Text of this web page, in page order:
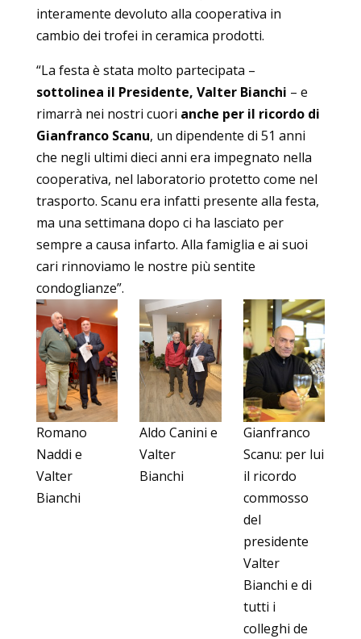
interamente devoluto alla cooperativa in
cambio dei trofei in ceramica prodotti.
“La festa è stata molto partecipata –
sottolinea il Presidente, Valter Bianchi – e
rimarrà nei nostri cuori anche per il ricordo di
Gianfranco Scanu, un dipendente di 51 anni
che negli ultimi dieci anni era impegnato nella
cooperativa, nel laboratorio protetto come nel
trasporto. Scanu era infatti presente alla festa,
ma una settimana dopo ci ha lasciato per
sempre a causa infarto. Alla famiglia e ai suoi
cari rinnoviamo le nostre più sentite
condoglianze”.
Romano
Naddi e
Valter
Bianchi
Aldo Canini e
Valter
Bianchi
Gianfranco
Scanu: per lui
il ricordo
commosso
del
presidente
Valter
Bianchi e di
tutti i
colleghi de